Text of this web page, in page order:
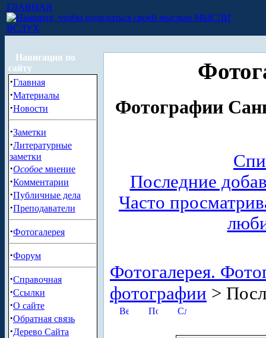
ГЛАВНАЯ
МЫСЛИ
ВСЛУХ
Навигация по
сайту
·Главная
·Материалы
·Новости
·Заметки
·Литературные
заметки
·Особое мнение
·Комментарии
·Публичные дела
·Преподаватели
·Фотогалерея
·Форум
·Справочная
·Ссылки
·О сайте
·Обратная связь
·Дерево Сайта
Фотографии
Последние
Часто
Фотогалерея.
фотографии >